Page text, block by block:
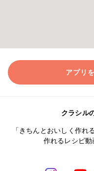
アプリ
クラシル
「きちんとおいしく作れ
作れるレシピ動